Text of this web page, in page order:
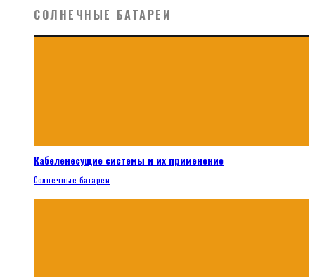
СОЛНЕЧНЫЕ БАТАРЕИ
Кабеленесущие системы и их применение
Солнечные батареи